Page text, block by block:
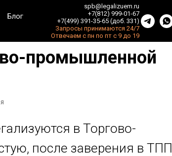
Блог
spb@legalizuem.ru
+7(812) 999-01-67
+7(499) 391-35-65 (доб. 331)
Запросы принимаются 24/7
Отвечаем с пн по пт с 9 до 19
промышленной
в Торгово-
после заверения в ТПП